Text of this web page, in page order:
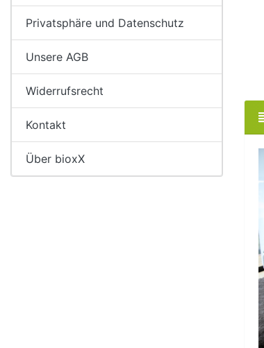
Privatsphäre und Datenschutz
Unsere AGB
Widerrufsrecht
Kontakt
Über bioxX